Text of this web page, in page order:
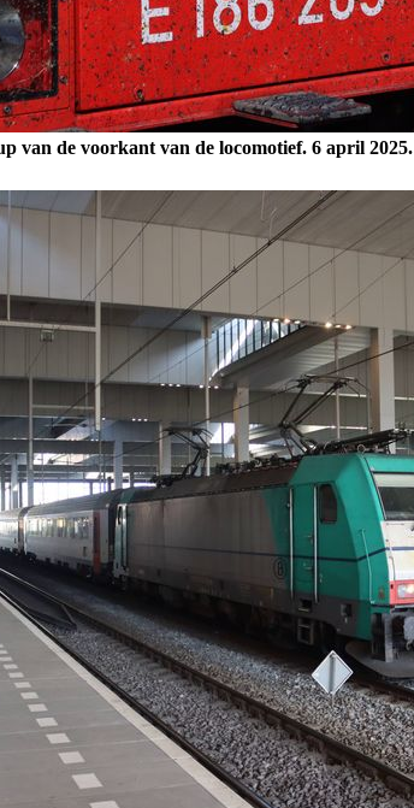
van de voorkant van de locomotief. 6 april